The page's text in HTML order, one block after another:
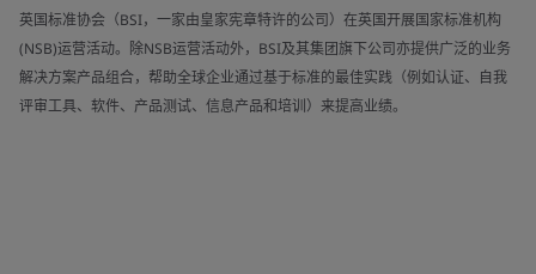
英国标准协会（BSI，一家由皇家宪章特许的公司）在英国开展国家标准机构
(NSB)运营活动。除NSB运营活动外，BSI及其集团旗下公司亦提供广泛的业务
解决方案产品组合，帮助全球企业通过基于标准的最佳实践（例如认证、自我
评审工具、软件、产品测试、信息产品和培训）来提高业绩。